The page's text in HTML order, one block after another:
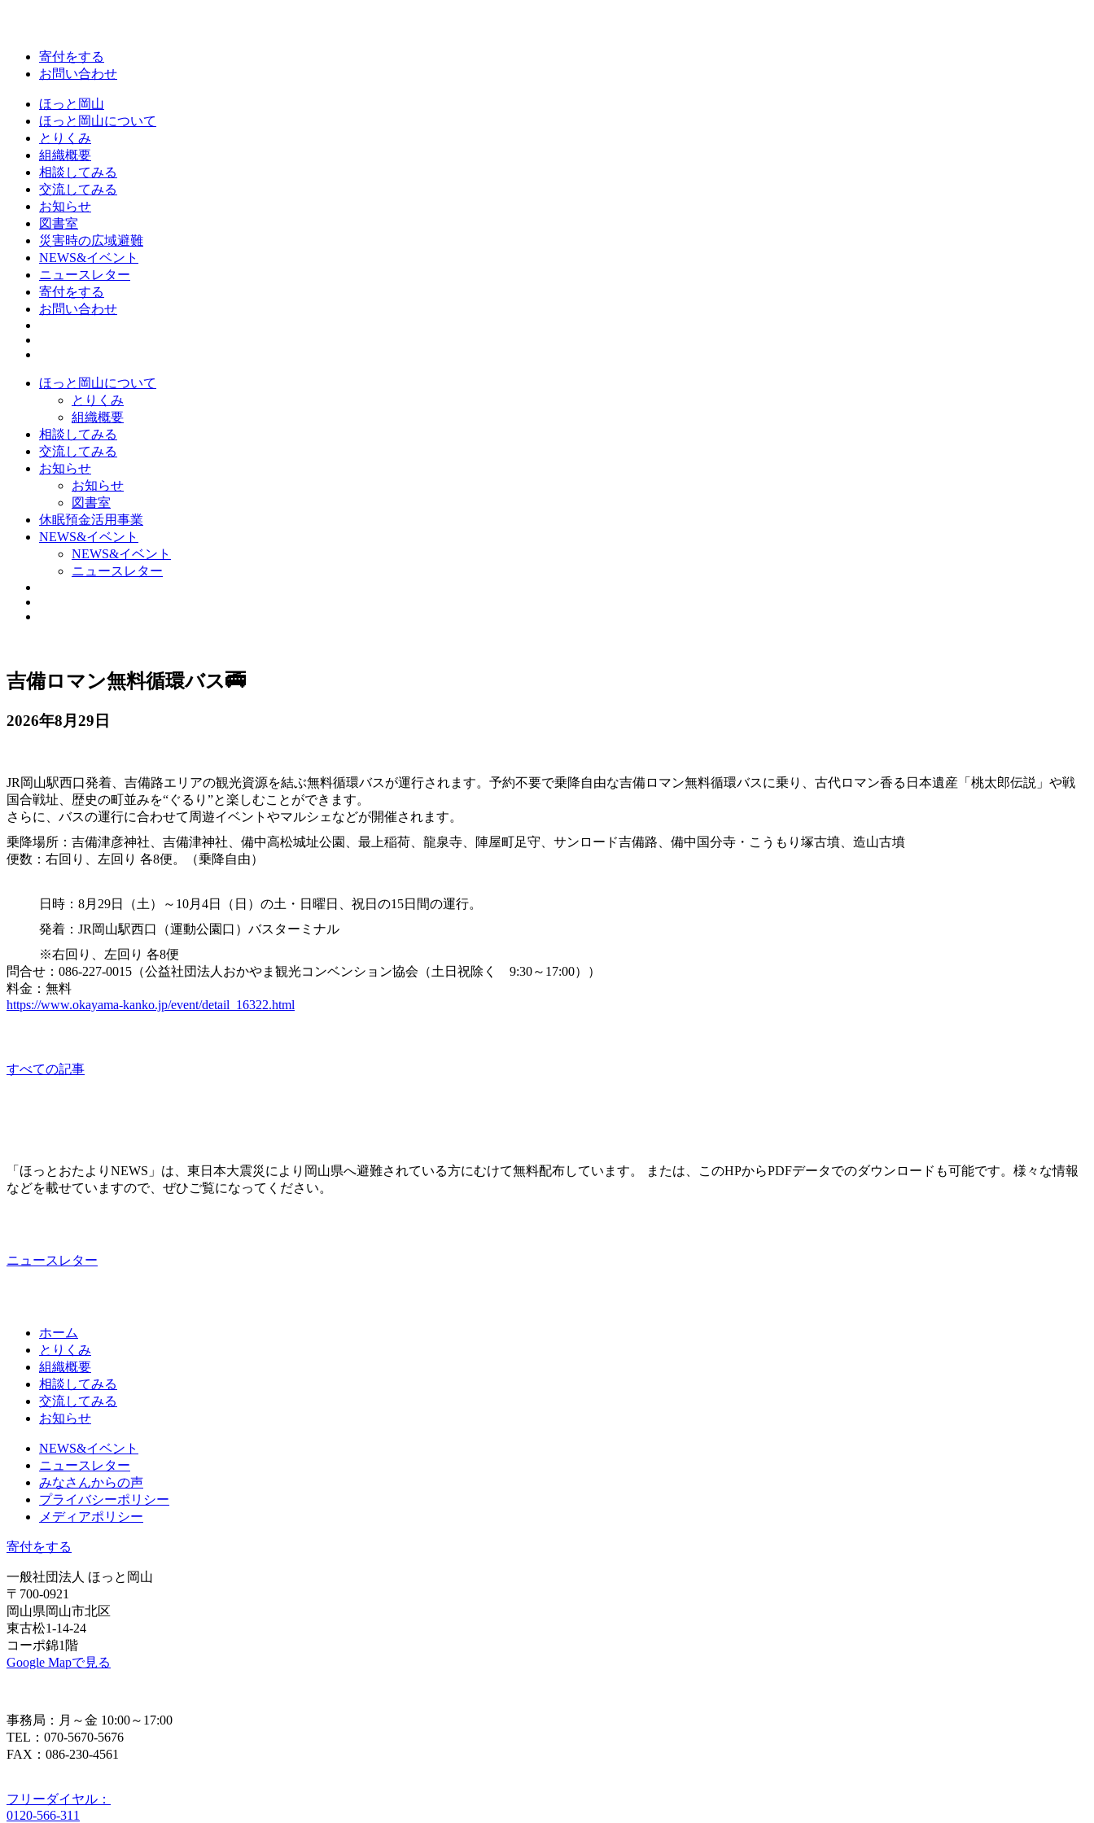
寄付をする
お問い合わせ
ほっと岡山
ほっと岡山について
とりくみ
組織概要
相談してみる
交流してみる
お知らせ
図書室
災害時の広域避難
NEWS&イベント
ニュースレター
寄付をする
お問い合わせ
ほっと岡山について
とりくみ
組織概要
相談してみる
交流してみる
お知らせ
お知らせ
図書室
休眠預金活用事業
NEWS&イベント
NEWS&イベント
ニュースレター
吉備ロマン無料循環バス🚎
2026年8月29日
JR岡山駅西口発着、吉備路エリアの観光資源を結ぶ無料循環バスが運行されます。予約不要で乗降自由な吉備ロマン無料循環バスに乗り、古代ロマン香る日本遺産「桃太郎伝説」や戦
国合戦址、歴史の町並みを“ぐるり”と楽しむことができます。
さらに、バスの運行に合わせて周遊イベントやマルシェなどが開催されます。
乗降場所：吉備津彦神社、吉備津神社、備中高松城址公園、最上稲荷、龍泉寺、陣屋町足守、サンロード吉備路、備中国分寺・こうもり塚古墳、造山古墳
便数：右回り、左回り 各8便。（乗降自由）
日時：8月29日（土）～10月4日（日）の土・日曜日、祝日の15日間の運行。
発着：JR岡山駅西口（運動公園口）バスターミナル
※右回り、左回り 各8便
問合せ：086-227-0015（公益社団法人おかやま観光コンベンション協会（土日祝除く 9:30～17:00））
料金：無料
https://www.okayama-kanko.jp/event/detail_16322.html
すべての記事
「ほっとおたよりNEWS」は、東日本大震災により岡山県へ避難されている方にむけて無料配布しています。 または、このHPからPDFデータでのダウンロードも可能です。様々な情報
などを載せていますので、ぜひご覧になってください。
ニュースレター
ホーム
とりくみ
組織概要
相談してみる
交流してみる
お知らせ
NEWS&イベント
ニュースレター
みなさんからの声
プライバシーポリシー
メディアポリシー
寄付をする
一般社団法人 ほっと岡山
〒700-0921
岡山県岡山市北区
東古松1-14-24
コーポ錦1階
Google Mapで見る
事務局：月～金 10:00～17:00
TEL：070-5670-5676
FAX：086-230-4561
フリーダイヤル：
0120-566-311